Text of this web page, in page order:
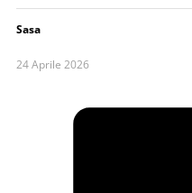
Sasa
24 Aprile 2026